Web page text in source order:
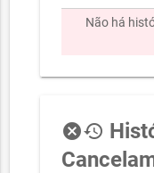
Não há
cancelhistory